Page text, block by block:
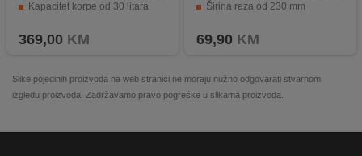
Kapacitet korpe od 30 litara
369,00 KM
Širina reza od 230 mm
69,90 KM
Slike pojedinih proizvoda na web stranici ne moraju nužno odgovarati stvarnom
izgledu proizvoda. Zadržavamo pravo pogreške u slikama proizvoda.